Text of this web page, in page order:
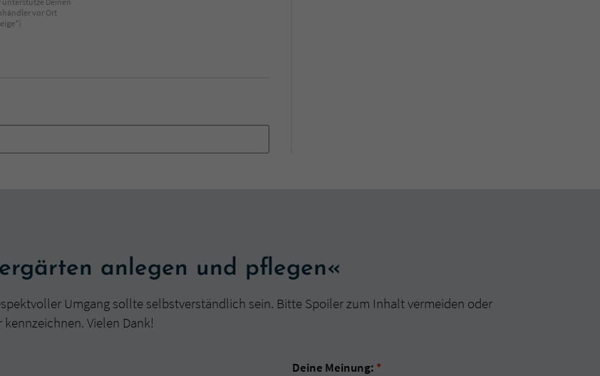
vor Ort
anlegen und pflegen«
Umgang sollte selbstverständlich sein. Bitte Spoiler zum Inhalt vermeiden oder
Vielen Dank!
Deine Meinung: *